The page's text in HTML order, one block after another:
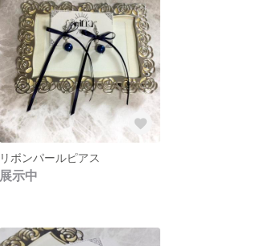
リボンパールピアス
展示中